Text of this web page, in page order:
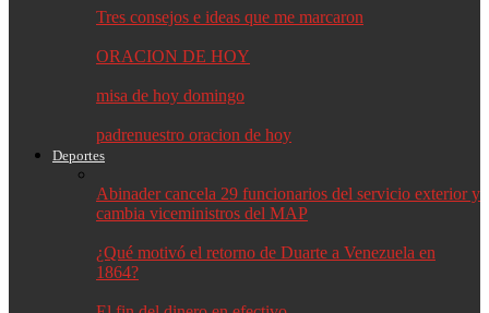
Tres consejos e ideas que me marcaron
ORACION DE HOY
misa de hoy domingo
padrenuestro oracion de hoy
Deportes
Abinader cancela 29 funcionarios del servicio exterior y
cambia viceministros del MAP
¿Qué motivó el retorno de Duarte a Venezuela en
1864?